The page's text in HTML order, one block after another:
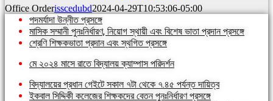
Office Orderisscedubd2024-04-29T10:53:06-05:00
পদমর্যাদা উন্নীত প্রসঙ্গে
মাসিক সম্মানী পুনঃনির্ধারণ, নিয়োগ স্থায়ী এবং বিশেষ ভাতা প্রদান প্রসঙ্গে
শ্রেণি শিক্ষকভাতা প্রদান এবং স্থগিত প্রসঙ্গে
মে ২০২৪ মাসে রাতে বিদ্যালয় ক্যাম্পাস পরিদর্শন
বিদ্যালয়ের প্রধান গেইটে সকাল ৭টা থেকে ৭.৪৫ পর্যন্ত দায়িত্ব
ইকবাল সিদ্দিকী কলেজের শিক্ষকদের বেতন পুনঃনির্ধারণ প্রসঙ্গে